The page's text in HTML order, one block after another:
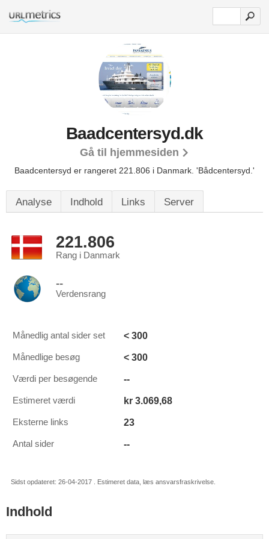
Baadcentersyd.dk
Gå til hjemmesiden
Baadcentersyd er rangeret 221.806 i Danmark. 'Bådcentersyd.'
Analyse Indhold Links Server
221.806
Rang i Danmark
--
Verdensrang
Månedlig antal sider set < 300
Månedlige besøg < 300
Værdi per besøgende --
Estimeret værdi kr 3.069,68
Eksterne links 23
Antal sider --
Sidst opdateret: 26-04-2017 . Estimeret data, læs ansvarsfraskrivelse.
Indhold